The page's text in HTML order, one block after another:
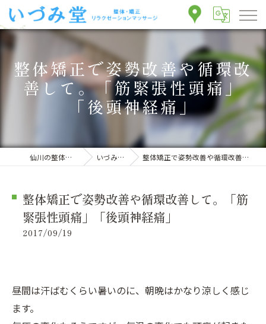
整体矯正で姿勢改善や循環改
善して。「筋緊張性頭痛」
「後頭神経痛」
仙川の整体ならいづみ堂整体院 いづみ堂のブログ 整体矯正で姿勢改善や循環改善して。「筋緊張性頭痛」「後頭神経痛」
整体矯正で姿勢改善や循環改善して。「筋
緊張性頭痛」「後頭神経痛」
2017/09/19
昼間は汗ばむくらい暑いのに、朝晩はかなり涼しく感じ
ます。